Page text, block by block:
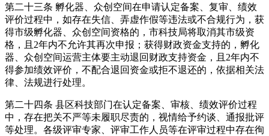
第二十三条 孵化器、众创空间在申请认定备案、复审、绩效
评价过程中，如存在失信、弄虚作假等违法或不合规行为，获
得市级孵化器、众创空间资格的，市科技局将取消其市级资
格，且2年内不允许其再次申报；获得财政资金支持的，孵化
器、众创空间运营主体要主动退回财政支持资金，且2年内不
得参加绩效评价，不配合退回资金或拒不退还的，依据相关法
律、法规进行处理。
第二十四条 县区科技部门在认定备案、审核、绩效评价过程
中，存在把关不严等未履职尽责的，视情给予约谈、通报批评
等处理。各级评审专家、评审工作人员等在评审过程中存在徇